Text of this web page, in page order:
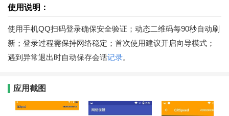
使用说明：
使用手机QQ扫码登录确保安全验证；动态二维码每90秒自动刷
新；登录过程需保持网络稳定；首次使用建议开启向导模式；
遇到异常退出时自动保存会话记录。
应用截图